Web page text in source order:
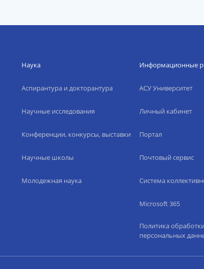
Наука
Аспирантура и докторантура
Научные исследования
Конференции, конкурсы, выставки
Научные школы
Молодежная наука
Информационные
АСУ Университет
Личный кабинет
Портал
Почтовый сервис
Система
Microsoft 365
Политика обработки
персональных